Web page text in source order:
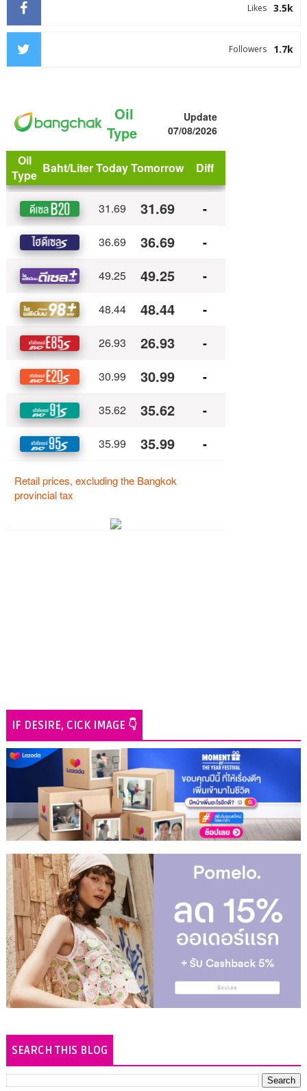
3.5k
Likes
1.7k
Followers
IF DESIRE, CICK IMAGE 👇
SEARCH THIS BLOG